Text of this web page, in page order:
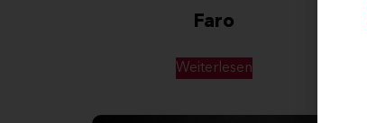
Faro
Weiterlesen